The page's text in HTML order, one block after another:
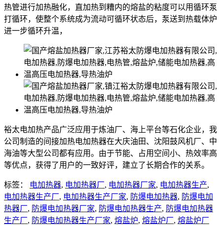
热管进行加热融化，直加热到糟内的熔盐的粘度可以用循环泵
打循环，使整个系统成为流动可循环状态后，泵送到热载体炉
进一步循环升温，
裕太电加热产品广泛应用于炼油厂、海上平台等石化企业，我
公司制造的间接加热电加热器在大庆油田、沈阳鼓风机厂、中
海油等大型公司都有应用。由于节能、占用空间小、热效率高
等优点，获得了用户的一致好评，建立了长期合作的关系。
标签： 电加热器, 电加热器厂, 电加热器厂家, 电加热器生产,
电加热器生产厂, 电加热器生产厂家, 防爆电加热器, 防爆电加
热器厂, 防爆电加热器厂家, 防爆电加热器生产, 防爆电加热器
生产厂, 防爆电加热器生产厂家, 熔盐炉, 熔盐炉厂, 熔盐炉厂